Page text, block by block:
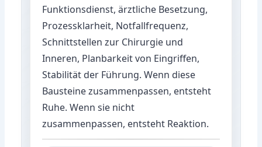
Funktionsdienst, ärztliche Besetzung,
Prozessklarheit, Notfallfrequenz,
Schnittstellen zur Chirurgie und
Inneren, Planbarkeit von Eingriffen,
Stabilität der Führung. Wenn diese
Bausteine zusammenpassen, entsteht
Ruhe. Wenn sie nicht
zusammenpassen, entsteht Reaktion.